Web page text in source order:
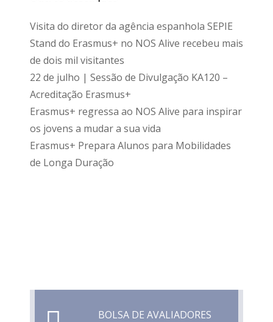
Visita do diretor da agência espanhola SEPIE
Stand do Erasmus+ no NOS Alive recebeu mais
de dois mil visitantes
22 de julho | Sessão de Divulgação KA120 –
Acreditação Erasmus+
Erasmus+ regressa ao NOS Alive para inspirar
os jovens a mudar a sua vida
Erasmus+ Prepara Alunos para Mobilidades
de Longa Duração
BOLSA DE AVALIADORES